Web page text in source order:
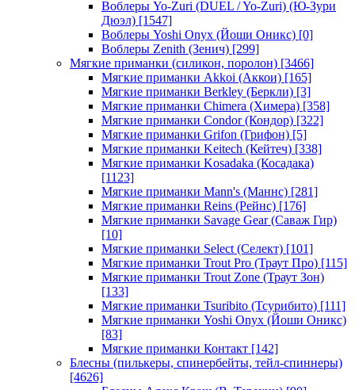
Воблеры Yo-Zuri (DUEL / Yo-Zuri) (Ю-Зури
Дюэл) [1547]
Воблеры Yoshi Onyx (Йоши Оникс) [0]
Воблеры Zenith (Зенич) [299]
Мягкие приманки (силикон, поролон) [3466]
Мягкие приманки Akkoi (Аккои) [165]
Мягкие приманки Berkley (Беркли) [3]
Мягкие приманки Chimera (Химера) [358]
Мягкие приманки Condor (Кондор) [322]
Мягкие приманки Grifon (Грифон) [5]
Мягкие приманки Keitech (Кейтеч) [338]
Мягкие приманки Kosadaka (Косадака)
[1123]
Мягкие приманки Mann's (Маннс) [281]
Мягкие приманки Reins (Рейнс) [176]
Мягкие приманки Savage Gear (Саваж Гир)
[10]
Мягкие приманки Select (Селект) [101]
Мягкие приманки Trout Pro (Траут Про) [115]
Мягкие приманки Trout Zone (Траут Зон)
[133]
Мягкие приманки Tsuribito (Тсурибито) [111]
Мягкие приманки Yoshi Onyx (Йоши Оникс)
[83]
Мягкие приманки Контакт [142]
Блесны (пилькеры, спинербейты, тейл-спиннеры)
[4626]